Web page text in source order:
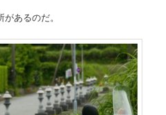
あるのだ。